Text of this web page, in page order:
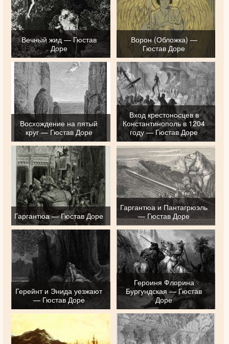
Вечный жид — Гюстав
Доре
Ворон (Обложка) —
Гюстав Доре
Восхождение на пятый
круг — Гюстав Доре
Вход крестоносцев в
Константинополь в 1204
году — Гюстав Доре
Гаргантюа — Гюстав Доре
Гаргантюа и Пантагрюэль
— Гюстав Доре
Герейнт и Энида уезжают
— Гюстав Доре
Героиня Флорина
Бургундская — Гюстав
Доре